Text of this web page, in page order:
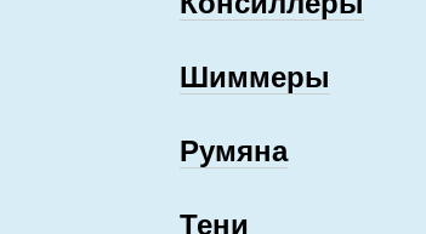
Шиммеры
Румяна
Тени